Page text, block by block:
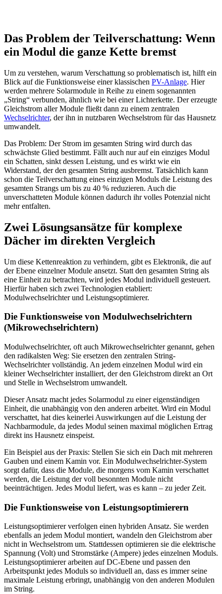
Das Problem der Teilverschattung: Wenn
ein Modul die ganze Kette bremst
Um zu verstehen, warum Verschattung so problematisch ist, hilft ein
Blick auf die Funktionsweise einer klassischen PV-Anlage. Hier
werden mehrere Solarmodule in Reihe zu einem sogenannten
„String“ verbunden, ähnlich wie bei einer Lichterkette. Der erzeugte
Gleichstrom aller Module fließt dann zu einem zentralen
Wechselrichter, der ihn in nutzbaren Wechselstrom für das Hausnetz
umwandelt.
Das Problem: Der Strom im gesamten String wird durch das
schwächste Glied bestimmt. Fällt auch nur auf ein einziges Modul
ein Schatten, sinkt dessen Leistung, und es wirkt wie ein
Widerstand, der den gesamten String ausbremst. Tatsächlich kann
schon die Teilverschattung eines einzigen Moduls die Leistung des
gesamten Strangs um bis zu 40 % reduzieren. Auch die
unverschatteten Module können dadurch ihr volles Potenzial nicht
mehr entfalten.
Zwei Lösungsansätze für komplexe
Dächer im direkten Vergleich
Um diese Kettenreaktion zu verhindern, gibt es Elektronik, die auf
der Ebene einzelner Module ansetzt. Statt den gesamten String als
eine Einheit zu betrachten, wird jedes Modul individuell gesteuert.
Hierfür haben sich zwei Technologien etabliert:
Modulwechselrichter und Leistungsoptimierer.
Die Funktionsweise von Modulwechselrichtern
(Mikrowechselrichtern)
Modulwechselrichter, oft auch Mikrowechselrichter genannt, gehen
den radikalsten Weg: Sie ersetzen den zentralen String-
Wechselrichter vollständig. An jedem einzelnen Modul wird ein
kleiner Wechselrichter installiert, der den Gleichstrom direkt an Ort
und Stelle in Wechselstrom umwandelt.
Dieser Ansatz macht jedes Solarmodul zu einer eigenständigen
Einheit, die unabhängig von den anderen arbeitet. Wird ein Modul
verschattet, hat dies keinerlei Auswirkungen auf die Leistung der
Nachbarmodule, da jedes Modul seinen maximal möglichen Ertrag
direkt ins Hausnetz einspeist.
Ein Beispiel aus der Praxis: Stellen Sie sich ein Dach mit mehreren
Gauben und einem Kamin vor. Ein Modulwechselrichter-System
sorgt dafür, dass die Module, die morgens vom Kamin verschattet
werden, die Leistung der voll besonnten Module nicht
beeinträchtigen. Jedes Modul liefert, was es kann – zu jeder Zeit.
Die Funktionsweise von Leistungsoptimierern
Leistungsoptimierer verfolgen einen hybriden Ansatz. Sie werden
ebenfalls an jedem Modul montiert, wandeln den Gleichstrom aber
nicht in Wechselstrom um. Stattdessen optimieren sie die elektrische
Spannung (Volt) und Stromstärke (Ampere) jedes einzelnen Moduls.
Leistungsoptimierer arbeiten auf DC-Ebene und passen den
Arbeitspunkt jedes Moduls so individuell an, dass es immer seine
maximale Leistung erbringt, unabhängig von den anderen Modulen
im String.